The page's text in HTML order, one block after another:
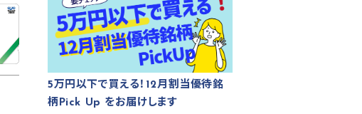
5万円以下で買える！12月割当優待銘
柄Pick Up をお届けします